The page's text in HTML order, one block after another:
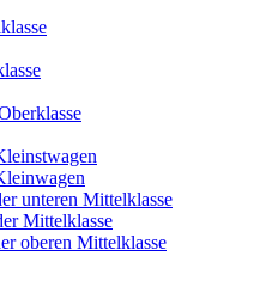
unteren Mittelklasse
Mittelklasse
oberen Mittelklasse